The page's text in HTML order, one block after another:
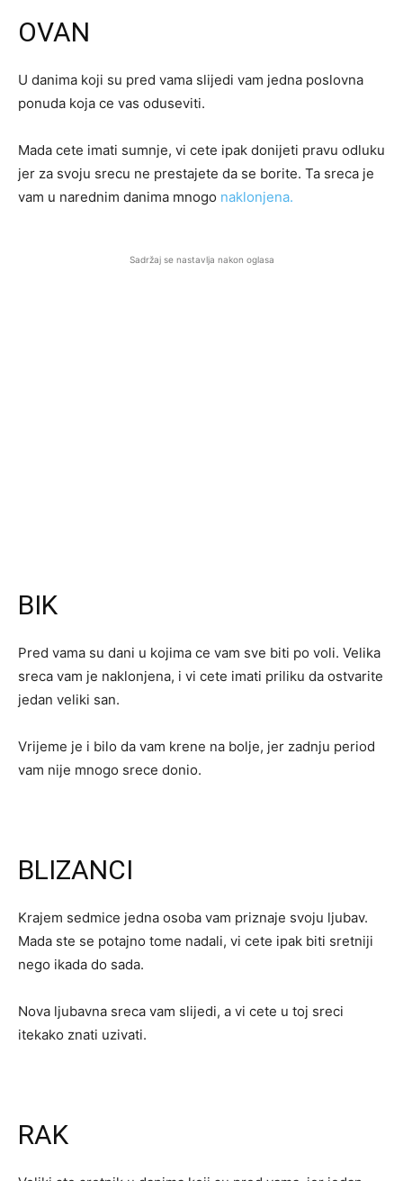
OVAN
U danima koji su pred vama slijedi vam jedna poslovna
ponuda koja ce vas oduseviti.
Mada cete imati sumnje, vi cete ipak donijeti pravu odluku
jer za svoju srecu ne prestajete da se borite. Ta sreca je
vam u narednim danima mnogo naklonjena.
Sadržaj se nastavlja nakon oglasa
BIK
Pred vama su dani u kojima ce vam sve biti po voli. Velika
sreca vam je naklonjena, i vi cete imati priliku da ostvarite
jedan veliki san.
Vrijeme je i bilo da vam krene na bolje, jer zadnju period
vam nije mnogo srece donio.
BLIZANCI
Krajem sedmice jedna osoba vam priznaje svoju ljubav.
Mada ste se potajno tome nadali, vi cete ipak biti sretniji
nego ikada do sada.
Nova ljubavna sreca vam slijedi, a vi cete u toj sreci
itekako znati uzivati.
RAK